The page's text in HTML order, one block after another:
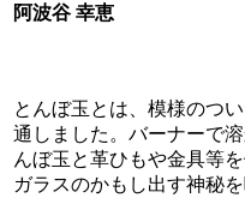
阿波谷 幸恵
とんぼ玉とは、模様のつ
通しました。バーナーで
んぼ玉と革ひもや金具等
ガラスのかもし出す神秘